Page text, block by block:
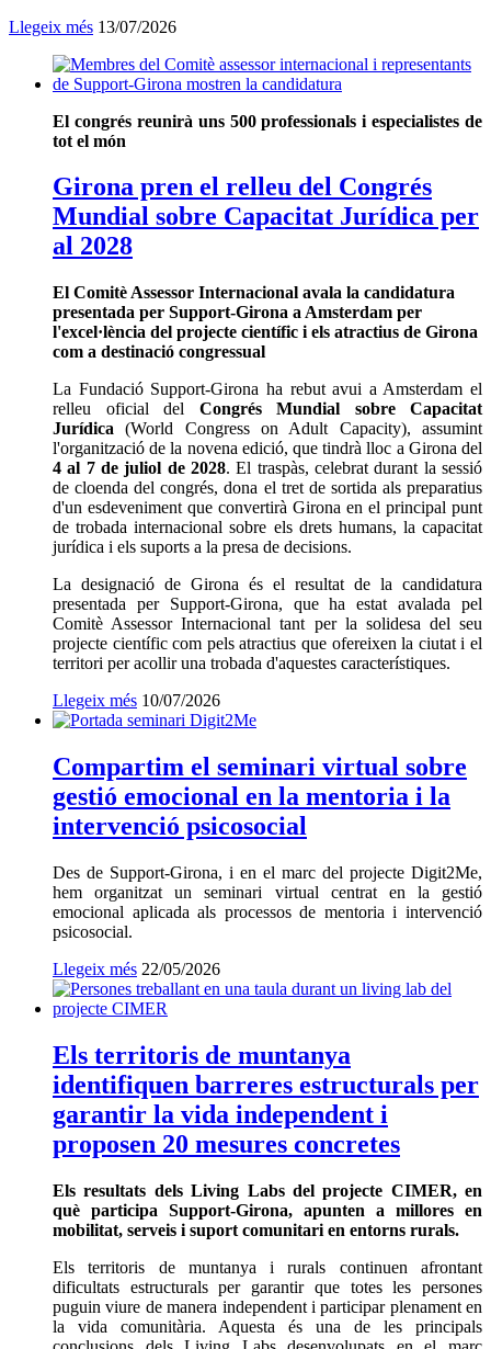
Llegeix més Data
publicació:
13/07/2026
El congrés reunirà uns 500 professionals i especialistes de
tot el món
Girona pren el relleu del Congrés
Mundial sobre Capacitat Jurídica per
al 2028
El Comitè Assessor Internacional avala la candidatura
presentada per Support-Girona a Amsterdam per
l'excel·lència del projecte científic i els atractius de Girona
com a destinació congressual
La Fundació Support-Girona ha rebut avui a Amsterdam el
relleu oficial del Congrés Mundial sobre Capacitat
Jurídica (World Congress on Adult Capacity), assumint
l'organització de la novena edició, que tindrà lloc a Girona del
4 al 7 de juliol de 2028. El traspàs, celebrat durant la sessió
de cloenda del congrés, dona el tret de sortida als preparatius
d'un esdeveniment que convertirà Girona en el principal punt
de trobada internacional sobre els drets humans, la capacitat
jurídica i els suports a la presa de decisions.
La designació de Girona és el resultat de la candidatura
presentada per Support-Girona, que ha estat avalada pel
Comitè Assessor Internacional tant per la solidesa del seu
projecte científic com pels atractius que ofereixen la ciutat i el
territori per acollir una trobada d'aquestes característiques.
Llegeix més Data
de
10/07/2026
Compartim el seminari virtual sobre
gestió emocional en la mentoria i la
intervenció psicosocial
Des de Support-Girona, i en el marc del projecte Digit2Me,
hem organitzat un seminari virtual centrat en la gestió
emocional aplicada als processos de mentoria i intervenció
psicosocial.
Llegeix més Data
de
publicació:
22/05/2026
Els territoris de muntanya
identifiquen barreres estructurals per
garantir la vida independent i
proposen 20 mesures concretes
Els resultats dels Living Labs del projecte CIMER, en
què participa Support-Girona, apunten a millores en
mobilitat, serveis i suport comunitari en entorns rurals.
Els territoris de muntanya i rurals continuen afrontant
dificultats estructurals per garantir que totes les persones
puguin viure de manera independent i participar plenament en
la vida comunitària. Aquesta és una de les principals